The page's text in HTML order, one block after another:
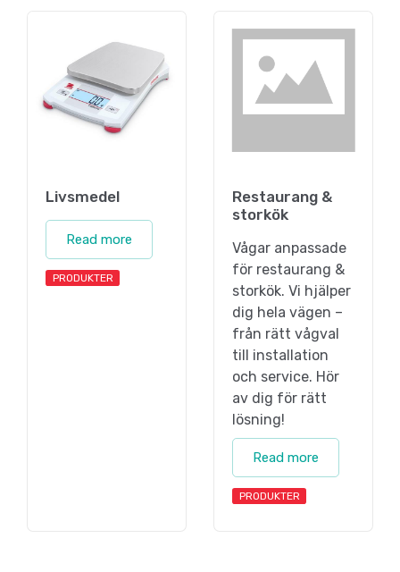
Livsmedel
Read more
PRODUKTER
Restaurang &
storkök
Vågar anpassade
för restaurang &
storkök. Vi hjälper
dig hela vägen –
från rätt vågval
till installation
och service. Hör
av dig för rätt
lösning!
Read more
PRODUKTER